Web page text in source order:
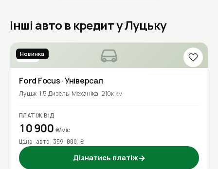
Інші авто в кредит у Луцьку
2016
Новинка
Ford Focus· Універсал
Луцьк 1.5 Дизель Механіка 210к км
ПЛАТІЖ ВІД
10 900 ₴/міс
Ціна авто 359 000 ₴
Дізнатись платіж→